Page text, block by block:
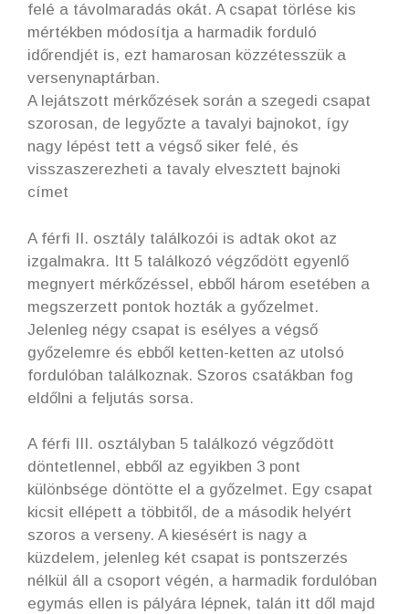
felé a távolmaradás okát. A csapat törlése kis
mértékben módosítja a harmadik forduló
időrendjét is, ezt hamarosan közzétesszük a
versenynaptárban.
A lejátszott mérkőzések során a szegedi csapat
szorosan, de legyőzte a tavalyi bajnokot, így
nagy lépést tett a végső siker felé, és
visszaszerezheti a tavaly elvesztett bajnoki
címet
A férfi II. osztály találkozói is adtak okot az
izgalmakra. Itt 5 találkozó végződött egyenlő
megnyert mérkőzéssel, ebből három esetében a
megszerzett pontok hozták a győzelmet.
Jelenleg négy csapat is esélyes a végső
győzelemre és ebből ketten-ketten az utolsó
fordulóban találkoznak. Szoros csatákban fog
eldőlni a feljutás sorsa.
A férfi III. osztályban 5 találkozó végződött
döntetlennel, ebből az egyikben 3 pont
különbsége döntötte el a győzelmet. Egy csapat
kicsit ellépett a többitől, de a második helyért
szoros a verseny. A kiesésért is nagy a
küzdelem, jelenleg két csapat is pontszerzés
nélkül áll a csoport végén, a harmadik fordulóban
egymás ellen is pályára lépnek, talán itt dől majd